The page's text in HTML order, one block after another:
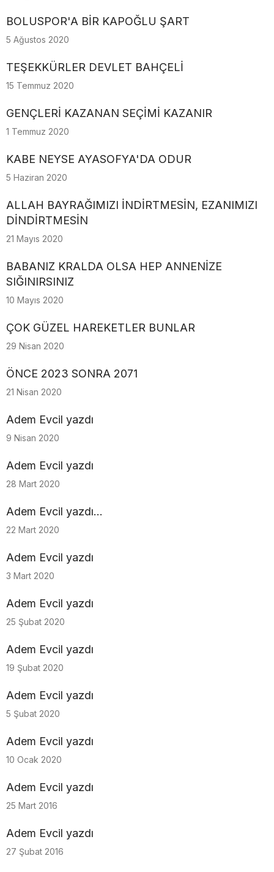
BOLUSPOR'A BİR KAPOĞLU ŞART
5 Ağustos 2020
TEŞEKKÜRLER DEVLET BAHÇELİ
15 Temmuz 2020
GENÇLERİ KAZANAN SEÇİMİ KAZANIR
1 Temmuz 2020
KABE NEYSE AYASOFYA'DA ODUR
5 Haziran 2020
ALLAH BAYRAĞIMIZI İNDİRTMESİN, EZANIMIZI
DİNDİRTMESİN
21 Mayıs 2020
BABANIZ KRALDA OLSA HEP ANNENİZE
SIĞINIRSINIZ
10 Mayıs 2020
ÇOK GÜZEL HAREKETLER BUNLAR
29 Nisan 2020
ÖNCE 2023 SONRA 2071
21 Nisan 2020
Adem Evcil yazdı
9 Nisan 2020
Adem Evcil yazdı
28 Mart 2020
Adem Evcil yazdı...
22 Mart 2020
Adem Evcil yazdı
3 Mart 2020
Adem Evcil yazdı
25 Şubat 2020
Adem Evcil yazdı
19 Şubat 2020
Adem Evcil yazdı
5 Şubat 2020
Adem Evcil yazdı
10 Ocak 2020
Adem Evcil yazdı
25 Mart 2016
Adem Evcil yazdı
27 Şubat 2016